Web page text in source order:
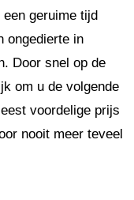
geruime tijd
ongedierte in
Door snel op de
om u de volgende
voordelige prijs
nooit meer teveel